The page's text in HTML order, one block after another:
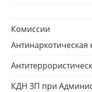
Комиссии
Антинаркотическая
КДН ЗП при